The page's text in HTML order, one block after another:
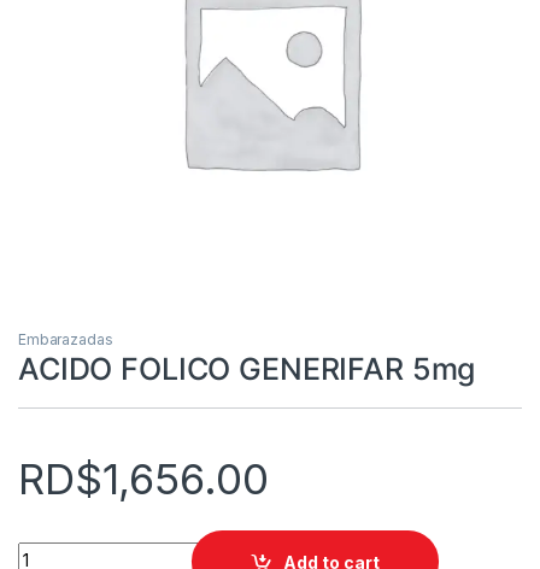
Embarazadas
ACIDO FOLICO GENERIFAR 5mg
RD$1,656.00
ACIDO FOLICO GENERIFAR 5mg quantity
Add to cart